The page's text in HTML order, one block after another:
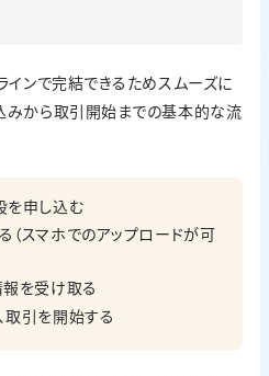
ンで完結できるためスムーズに
みから取引開始までの基本的な流
を申し込む
スマホでのアップロードが可
を受け取る
取引を開始する